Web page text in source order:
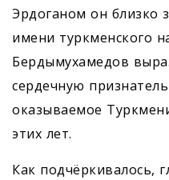
Эрдоганом он близко
имени туркменского
Бердымухамедов
сердечную
оказываемое
этих лет.
Как подчёркивалось,